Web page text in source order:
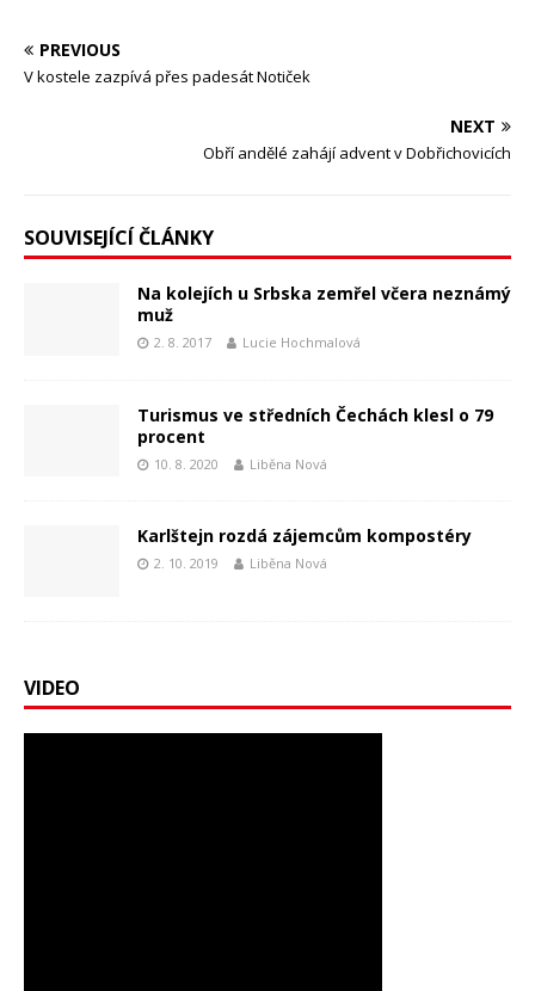
PREVIOUS
V kostele zazpívá přes padesát Notiček
NEXT
Obří andělé zahájí advent v Dobřichovicích
SOUVISEJÍCÍ ČLÁNKY
Na kolejích u Srbska zemřel včera neznámý
muž
2. 8. 2017 Lucie Hochmalová
Turismus ve středních Čechách klesl o 79
procent
10. 8. 2020 Liběna Nová
Karlštejn rozdá zájemcům kompostéry
2. 10. 2019 Liběna Nová
VIDEO